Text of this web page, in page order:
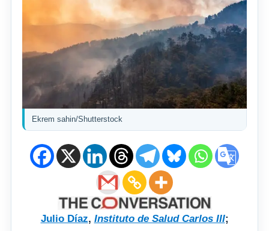
Ekrem sahin/Shutterstock
Julio Díaz, Instituto de Salud Carlos III;